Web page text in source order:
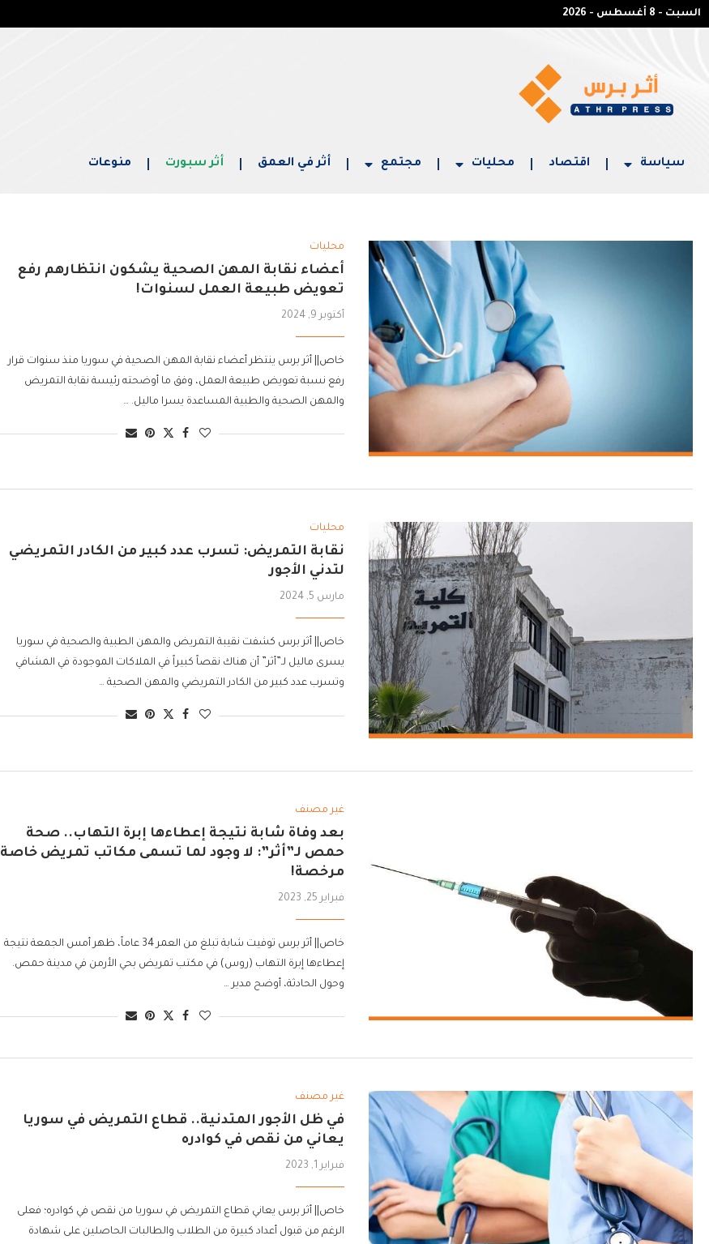
السبت - 8 أغسطس - 2026
سياسة اقتصاد محليات مجتمع أثر في العمق أثر سبورت منوعات
محليات
أعضاء نقابة المهن الصحية يشكون انتظارهم رفع
تعويض طبيعة العمل لسنوات!
أكتوبر 9, 2024
خاص|| أثر برس ينتظر أعضاء نقابة المهن الصحية في سوريا منذ سنوات قرار
رفع نسبة تعويض طبيعة العمل، وفق ما أوضحته رئيسة نقابة التمريض
والمهن الصحية والطبية المساعدة يسرا ماليل. …
محليات
نقابة التمريض: تسرب عدد كبير من الكادر التمريضي
لتدني الأجور
مارس 5, 2024
خاص|| أثر برس كشفت نقيبة التمريض والمهن الطبية والصحية في سوريا
يسرى ماليل لـ”أثر” أن هناك نقصاً كبيراً في الملاكات الموجودة في المشافي
وتسرب عدد كبير من الكادر التمريضي والمهن الصحية …
غير مصنف
بعد وفاة شابة نتيجة إعطاءها إبرة التهاب.. صحة
حمص لـ”أثر”: لا وجود لما تسمى مكاتب تمريض خاصة
مرخصة!
فبراير 25, 2023
خاص|| أثر برس توفيت شابة تبلغ من العمر 34 عاماً، ظهر أمس الجمعة نتيجة
إعطاءها إبرة التهاب (روس) في مكتب تمريض بحي الأرمن في مدينة حمص.
وحول الحادثة، أوضح مدير …
غير مصنف
في ظل الأجور المتدنية.. قطاع التمريض في سوريا
يعاني من نقص في كوادره
فبراير 1, 2023
خاص|| أثر برس يعاني قطاع التمريض في سوريا من نقص في كوادره؛ فعلى
الرغم من قبول أعداد كبيرة من الطلاب والطالبات الحاصلين على شهادة